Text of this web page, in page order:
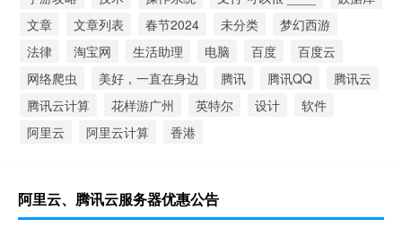
文章
文章列表 春节2024 未分类
梦幻西游
法律
淘宝网 生活助理 电脑 百度
百度云
网络爬虫
美好，一直在身边 腾讯 腾讯QQ
腾讯云
腾讯云计算
花样游广州 英特尔 设计
软件
阿里云
阿里云计算 香港
阿里云、腾讯云服务器优惠公告